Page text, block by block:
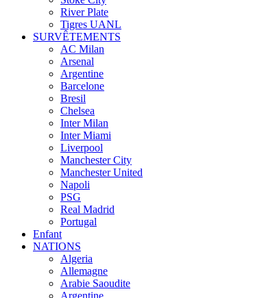
River Plate
Tigres UANL
SURVÊTEMENTS
AC Milan
Arsenal
Argentine
Barcelone
Bresil
Chelsea
Inter Milan
Inter Miami
Liverpool
Manchester City
Manchester United
Napoli
PSG
Real Madrid
Portugal
Enfant
NATIONS
Algeria
Allemagne
Arabie Saoudite
Argentine